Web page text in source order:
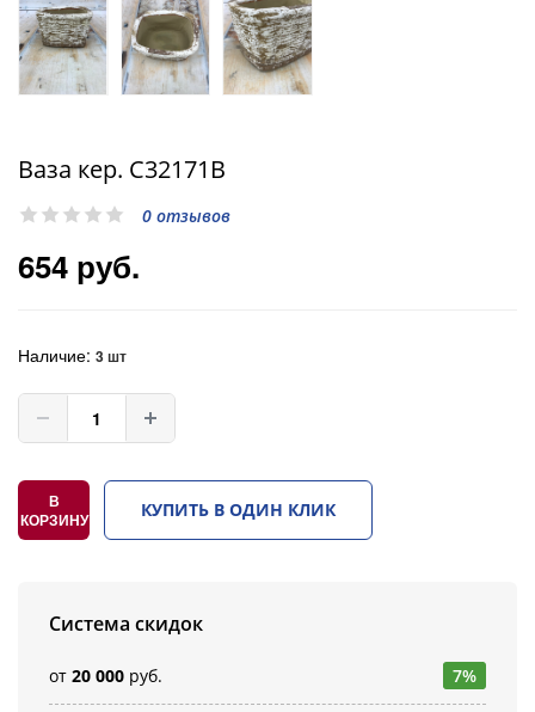
Ваза кер. C32171B
0 отзывов
654 руб.
Наличие: 3 шт
В
КОРЗИНУ
КУПИТЬ В ОДИН КЛИК
Система скидок
от 20 000 руб. 7%